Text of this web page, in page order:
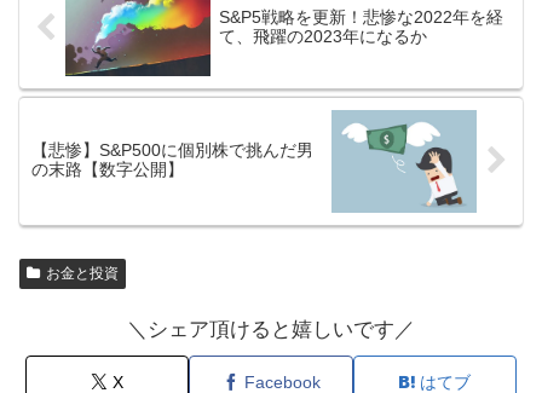
S&P5戦略を更新！悲惨な2022年を経
て、飛躍の2023年になるか
【悲惨】S&P500に個別株で挑んだ男
の末路【数字公開】
お金と投資
＼シェア頂けると嬉しいです／
X Facebook はてブ